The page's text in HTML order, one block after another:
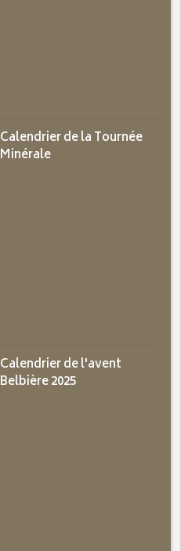
Calendrier de la Tournée
Minérale
Calendrier de l'avent
Belbière 2025